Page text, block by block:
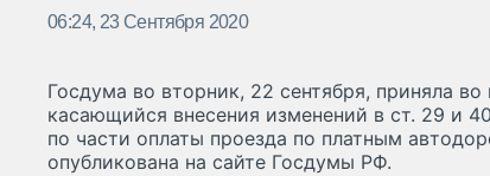
06:24, 23 Сентября 2020
Госдума во вторник, 22 сентября, приняла
касающийся внесения изменений в ст. 29 и
по части оплаты проезда по платным
опубликована на сайте Госдумы РФ.